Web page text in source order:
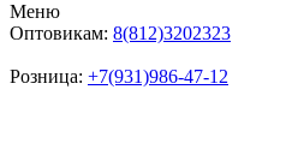
Меню
Оптовикам: 8(812)3202323
Розница: +7(931)986-47-12